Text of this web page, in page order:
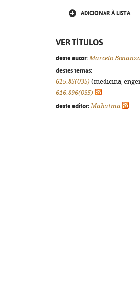
ADICIONAR À LISTA
VER TÍTULOS
deste autor: Marcelo
destes temas:
615.85(035) (medicina,
616.896(035)
deste editor: Mahatma